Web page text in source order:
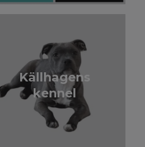
Källhagens
kennel